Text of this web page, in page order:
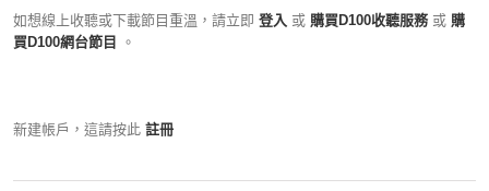
如想線上收聽或下載節目重溫，請立即 登入 或 購買D100收聽服務 或 購
買D100網台節目
。
新建帳戶，這請按此 註冊